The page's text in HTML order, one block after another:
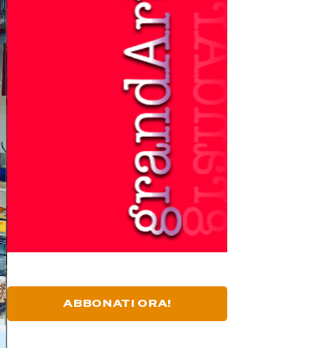
ABBONATI ORA!